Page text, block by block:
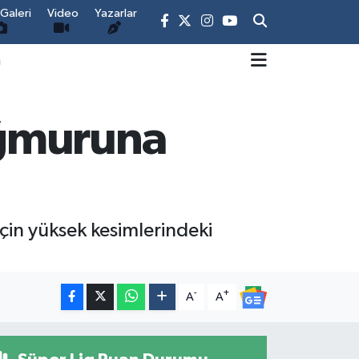
Video Yazarlar
yüksek kesimlerindeki
A- A+